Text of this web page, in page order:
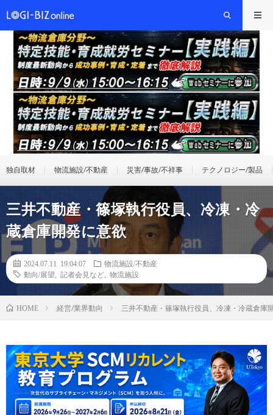
独自取材 物流施設/不動産 災害/事故/不祥事 テクノロジー/製品
三井不動産・篠塚執行役員、冷凍・冷
蔵倉庫開発に意欲
2024.07.11 19:04:07
物流施設/不動産
動向/展望
記者会見など 物流施設
HOME 経営/業界動向 三井不動産・篠塚執行役員、冷凍・冷蔵倉庫